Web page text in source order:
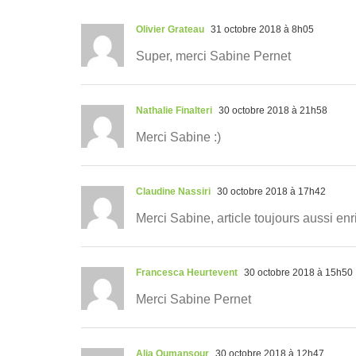
Olivier Grateau 31 octobre 2018 à 8h05
Super, merci Sabine Pernet
Nathalie Finalteri 30 octobre 2018 à 21h58
Merci Sabine :)
Claudine Nassiri 30 octobre 2018 à 17h42
Merci Sabine, article toujours aussi
Francesca Heurtevent 30 octobre 2018 à 15h50
Merci Sabine Pernet